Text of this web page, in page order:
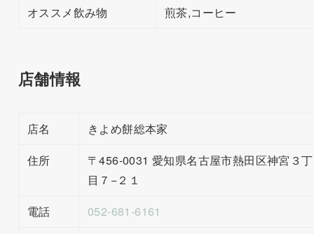
オススメ飲み物
煎茶,コーヒー
店舗情報
店名
きよめ餅総本家
住所
〒456-0031 愛知県名古屋市熱田区神宮３丁
目７−２１
電話
052-681-6161